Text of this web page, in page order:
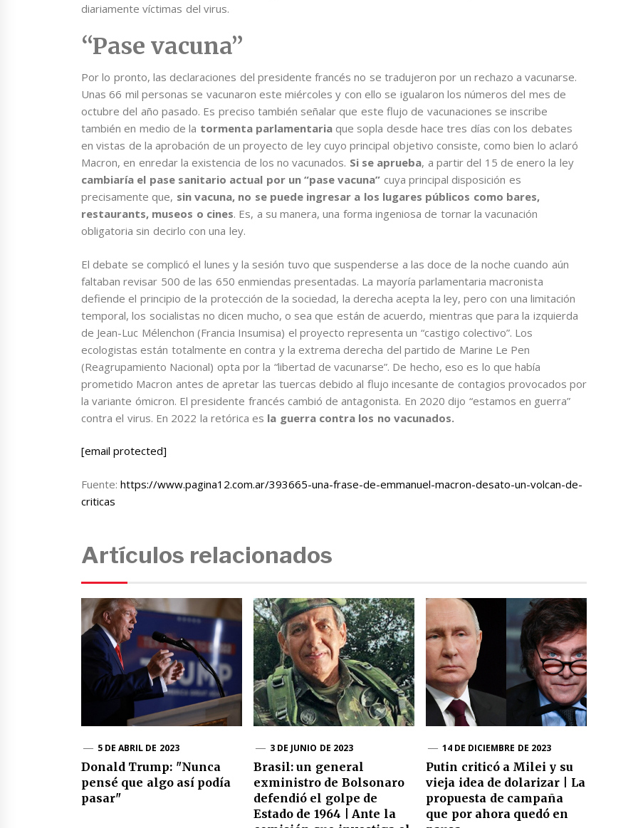
diariamente víctimas del virus.
“Pase vacuna”
Por lo pronto, las declaraciones del presidente francés no se tradujeron por un rechazo a vacunarse.
Unas 66 mil personas se vacunaron este miércoles y con ello se igualaron los números del mes de
octubre del año pasado. Es preciso también señalar que este flujo de vacunaciones se inscribe
también en medio de la tormenta parlamentariaque sopla desde hace tres días con los debates
en vistas de la aprobación de un proyecto de ley cuyo principal objetivo consiste, como bien lo aclaró
Macron, en enredar la existencia de los no vacunados. Si se aprueba, a partir del 15 de enero la ley
cambiaría el pase sanitario actual por un “pase vacuna” cuya principal disposición es
precisamente que, sin vacuna, no se puede ingresar a los lugares públicos como bares,
restaurants, museos o cines. Es, a su manera, una forma ingeniosa de tornar la vacunación
obligatoria sin decirlo con una ley.
El debate se complicó el lunes y la sesión tuvo que suspenderse a las doce de la noche cuando aún
faltaban revisar 500 de las 650 enmiendas presentadas. La mayoría parlamentaria macronista
defiende el principio de la protección de la sociedad, la derecha acepta la ley, pero con una limitación
temporal, los socialistas no dicen mucho, o sea que están de acuerdo, mientras que para la izquierda
de Jean-Luc Mélenchon (Francia Insumisa) el proyecto representa un “castigo colectivo”. Los
ecologistas están totalmente en contra y la extrema derecha del partido de Marine Le Pen
(Reagrupamiento Nacional) opta por la “libertad de vacunarse”. De hecho, eso es lo que había
prometido Macron antes de apretar las tuercas debido al flujo incesante de contagios provocados por
la variante ómicron. El presidente francés cambió de antagonista. En 2020 dijo “estamos en guerra”
contra el virus. En 2022 la retórica es la guerra contra los no vacunados.
[email protected]
Fuente:https://www.pagina12.com.ar/393665-una-frase-de-emmanuel-macron-desato-un-volcan-de-
criticas
Artículos relacionados
5 DE ABRIL DE 2023
Donald Trump: "Nunca
pensé que algo así podía
pasar"
3 DE JUNIO DE 2023
Brasil: un general
exministro de Bolsonaro
defendió el golpe de
Estado de 1964 | Ante la
14 DE DICIEMBRE DE 2023
Putin criticó a Milei y su
vieja idea de dolarizar | La
propuesta de campaña
que por ahora quedó en